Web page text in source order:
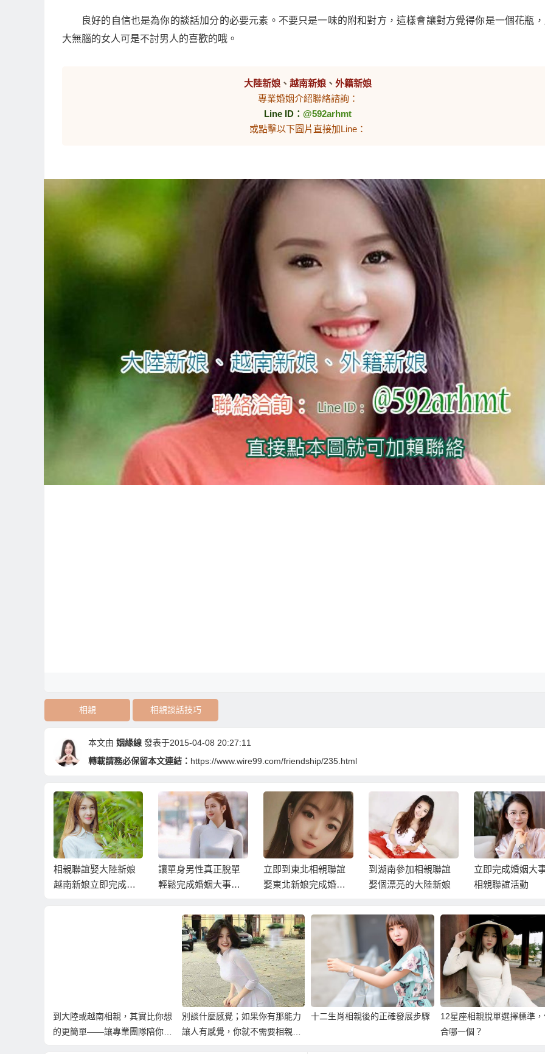
良好的自信也是為你的談話加分的必要元素。不要只是一味的附和對方，這樣會讓對方覺得你是一個花瓶
大無腦的女人可是不討男人的喜歡的哦。
大陸新娘 、越南新娘 、外籍新娘
專業婚姻介紹聯絡諮詢：
Line ID：@592arhmt
或點擊以下圖片直接加Line：
相親 相親談話技巧
本文由 姻緣線 發表于2015-04-08 20:27:11
轉載請務必保留本文連結： https://www.wire99.com/friendship/235.html
相親聯誼娶大陸新娘
越南新娘立即完成婚
讓單身男性真正脫單
輕鬆完成婚姻大事的
立即到東北相親聯誼
娶東北新娘完成婚姻
到湖南參加相親聯誼
娶個漂亮的大陸新娘
立即完成婚姻大
相親聯誼活動
到大陸或越南相親，其實比你想
的更簡單——讓專業團隊陪你找
別談什麼感覺；如果你有那能力
讓人有感覺，你就不需要相親
十二生肖相親後的正確發展步驟
12星座相親脫單選擇標準
合哪一個？